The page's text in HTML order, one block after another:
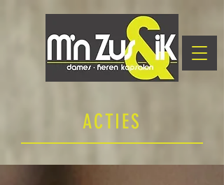
ACTIES